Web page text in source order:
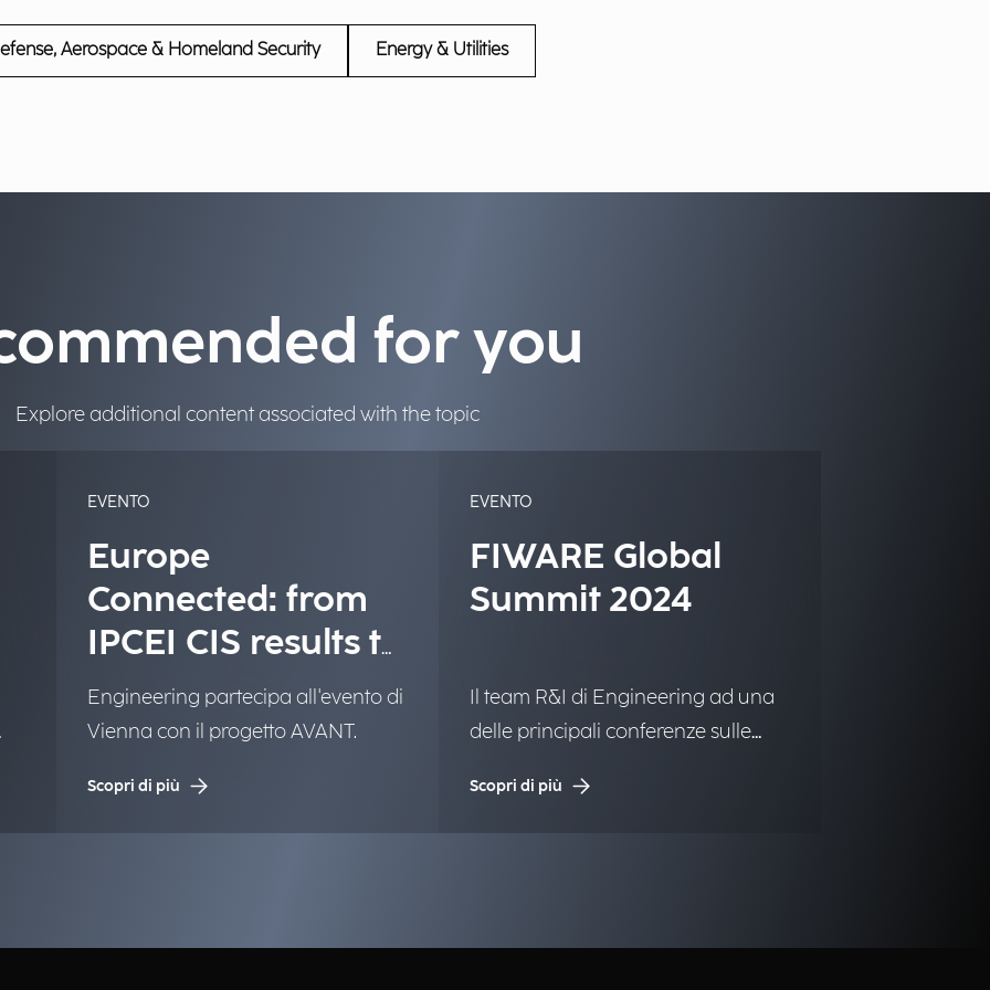
Aerospace & Homeland Security Energy & Utilities
for you
Explore additional content associated with the topic
EVENTO
Europe
Connected: from
IPCEI CIS results to
deployment
Engineering partecipa all'evento di
Vienna con il progetto AVANT.
Scopri di più
EVENTO
FIWARE Global
Summit 2024
Il team R&I di Engineering ad una
delle principali conferenze sulle
Scopri di più